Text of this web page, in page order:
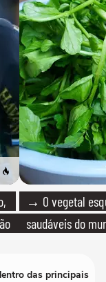
→ O vegetal
saudáveis do
das principais